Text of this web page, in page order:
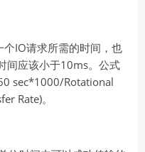
IO请求所需的时间，也
间应该小于10ms。公式
sec*1000/Rotational
Rate)。